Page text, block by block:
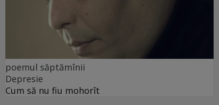
poemul săptămînii
Depresie
Cum să nu fiu mohorît